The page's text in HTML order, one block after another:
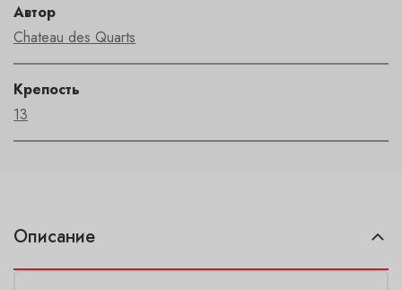
Автор
Chateau des Quarts
Крепость
13
Описание